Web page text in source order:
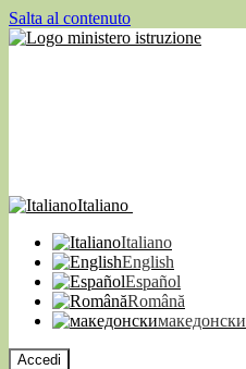
Salta al contenuto
Italiano
Italiano
English
Español
Română
македонски
Accedi